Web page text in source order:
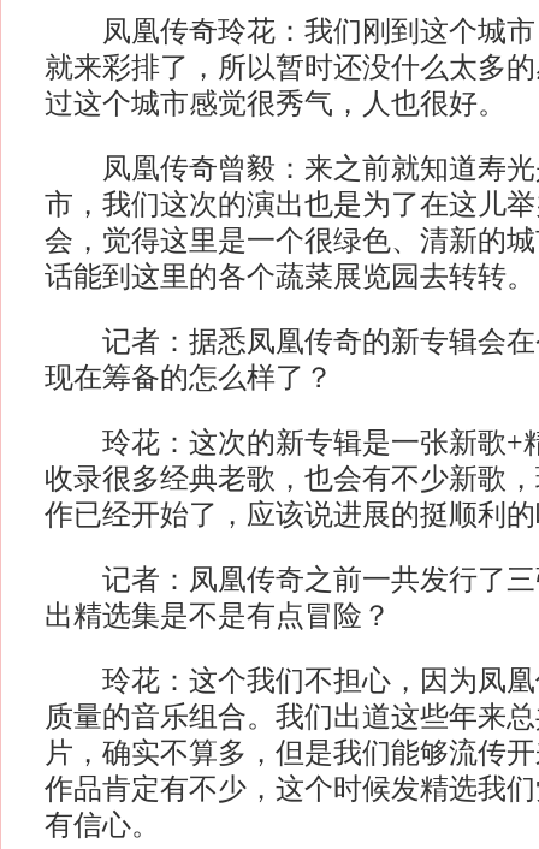
凤凰传奇玲花：我们刚到这个城市
就来彩排了，所以暂时还没什么太多
过这个城市感觉很秀气，人也很好。
凤凰传奇曾毅：来之前就知道寿光
市，我们这次的演出也是为了在这儿
会，觉得这里是一个很绿色、清新的
话能到这里的各个蔬菜展览园去转转。
记者：据悉凤凰传奇的新专辑会在
现在筹备的怎么样了？
玲花：这次的新专辑是一张新歌+
收录很多经典老歌，也会有不少新歌
作已经开始了，应该说进展的挺顺利
记者：凤凰传奇之前一共发行了三
出精选集是不是有点冒险？
玲花：这个我们不担心，因为凤凰
质量的音乐组合。我们出道这些年来
片，确实不算多，但是我们能够流传
作品肯定有不少，这个时候发精选我
有信心。